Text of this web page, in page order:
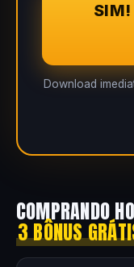
SIM!
Download
COMPRANDO
3 BÔNUS